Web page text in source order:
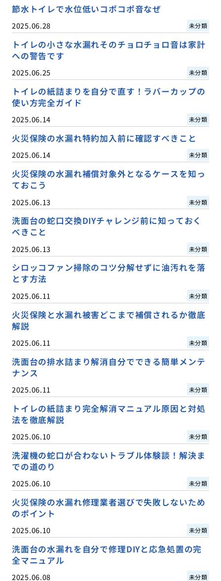
節水トイレで水位低いコポコポ音なぜ
2025.06.28 未分類
トイレの小さな水漏れそのチョロチョロ音は家計
への警告です
2025.06.25 未分類
トイレの紙詰まりを自分で直す！ラバーカップの
使い方完全ガイド
2025.06.14 未分類
火災保険の水漏れ特約加入前に確認すべきこと
2025.06.14 未分類
火災保険の水漏れ補償対象外となるケースを知っ
ておこう
2025.06.13 未分類
洗面台の蛇口交換DIYチャレンジ前に知っておく
べきこと
2025.06.13 未分類
シロッコファン掃除のコツ分解せずに油汚れを落
とす方法
2025.06.11 未分類
火災保険と水漏れ被害どこまで補償されるか徹底
解説
2025.06.11 未分類
洗面台の排水詰まり解消自分でできる簡単メンテ
ナンス
2025.06.11 未分類
トイレの紙詰まり完全解消マニュアル原因と対処
法を徹底解説
2025.06.10 未分類
洗濯機の蛇口が合わないトラブル体験談！解決ま
での道のり
2025.06.10 未分類
火災保険の水漏れ修理業者選びで失敗しないため
のポイント
2025.06.10 未分類
洗面台の水漏れを自分で修理DIYと応急処置の完
全マニュアル
2025.06.08 未分類